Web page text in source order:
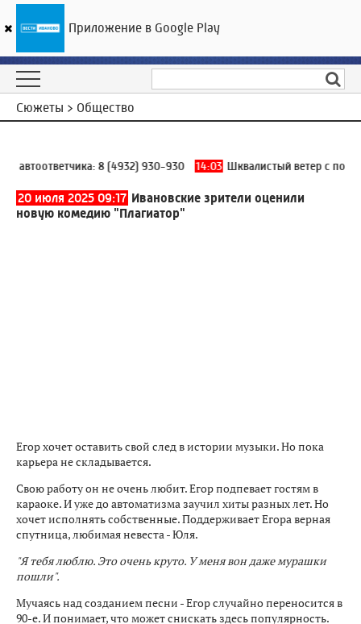
ГТРК «Ивтелерадио»
Сюжеты > Общество
8 (4932) 930-930 14:03 Шквалистый ветер с
20 июля 2025 09:17 Ивановские зрители оценили
новую комедию "Плагиатор"
Егор хочет оставить свой след в истории музыки. Но пока
карьера не складывается.
Свою работу он не очень любит. Егор подпевает гостям в
караоке. И уже до автоматизма заучил хиты разных лет. Но
хочет исполнять собственные. Поддерживает Егора верная
спутница, любимая невеста - Юля.
"Я тебя люблю. Это очень круто. У меня вон даже мурашки
пошли".
Мучаясь над созданием песни - Егор случайно переносится в
90-е. И понимает, что может снискать здесь популярность.
Приложение в Google Play